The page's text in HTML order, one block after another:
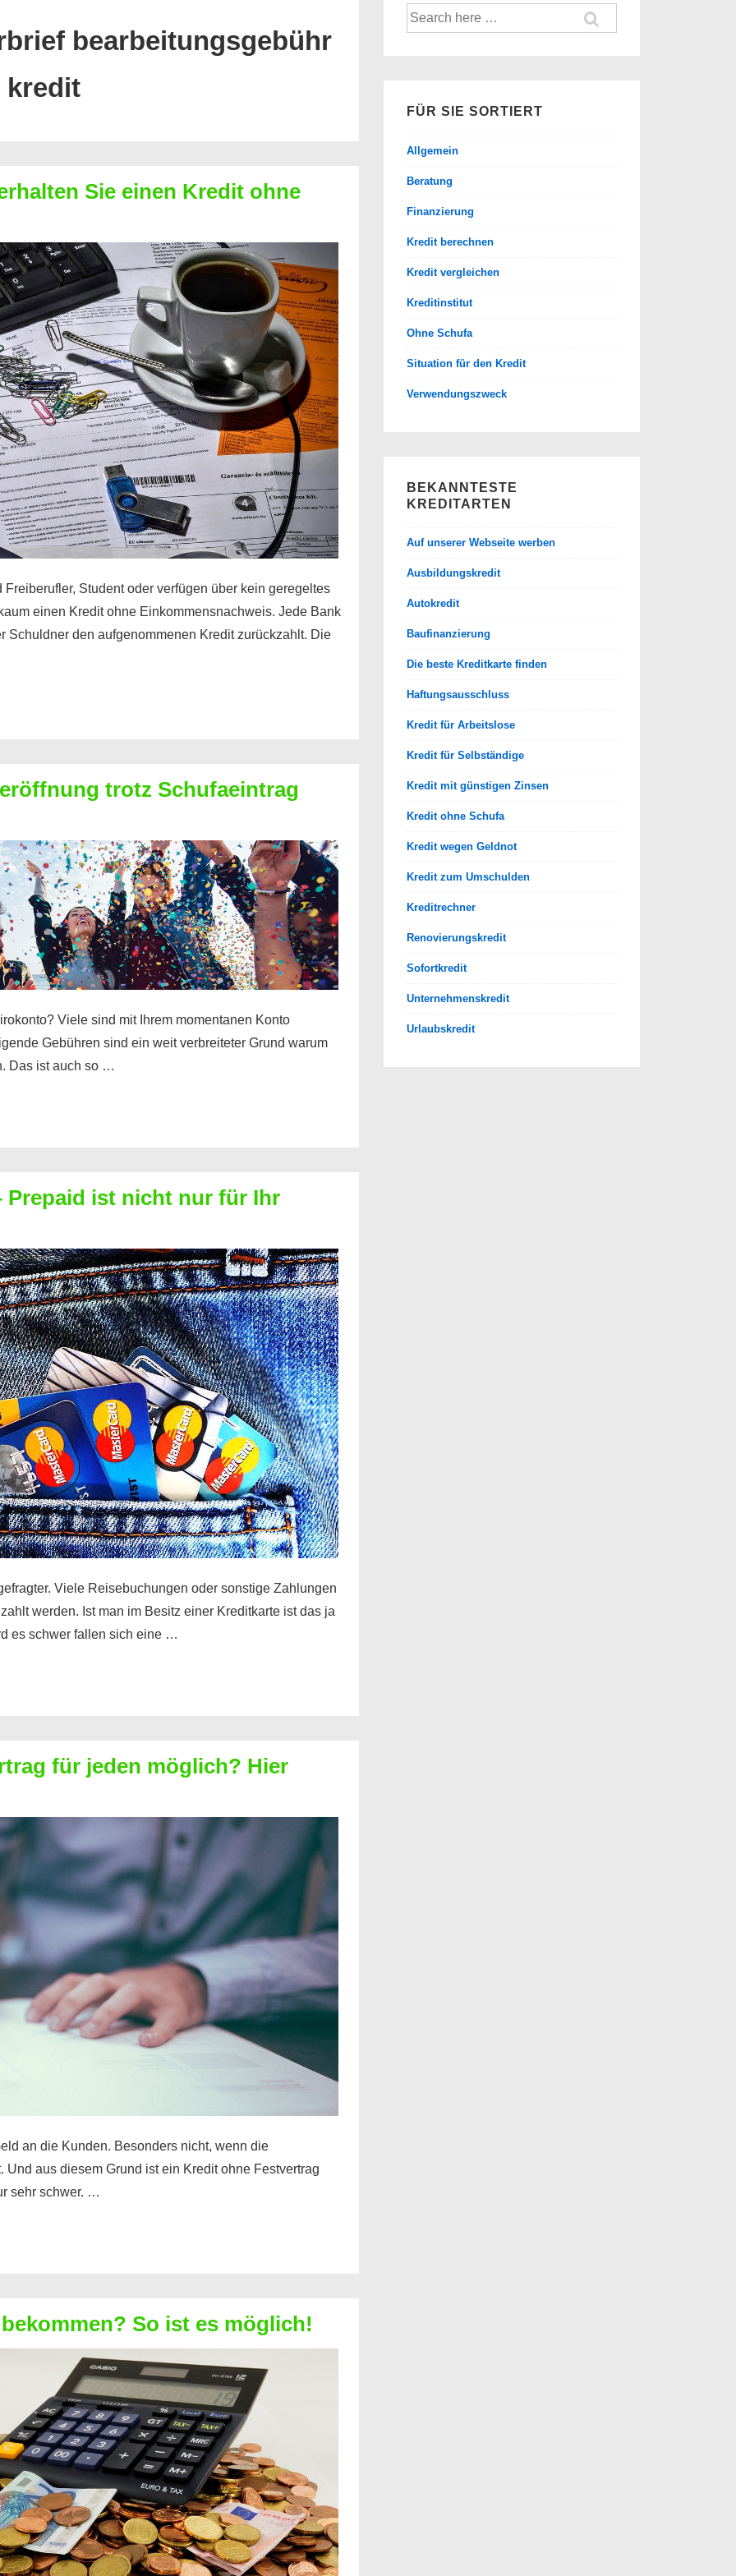
bearbeitungsgebühr
kredit
Sie einen Kredit ohne
Student oder verfügen über kein geregeltes
einen Kredit ohne Einkommensnachweis. Jede Bank
Schuldner den aufgenommenen Kredit zurückzahlt. Die
trotz Schufaeintrag
Viele sind mit Ihrem momentanen Konto
Gebühren sind ein weit verbreiteter Grund warum
Das ist auch so …
Prepaid ist nicht nur für Ihr
Viele Reisebuchungen oder sonstige Zahlungen
werden. Ist man im Besitz einer Kreditkarte ist das ja
es schwer fallen sich eine …
für jeden möglich? Hier
an die Kunden. Besonders nicht, wenn die
aus diesem Grund ist ein Kredit ohne Festvertrag
sehr schwer. …
So ist es möglich!
Suche
nach:
FÜR SIE SORTIERT
Allgemein
Beratung
Finanzierung
Kredit berechnen
Kredit vergleichen
Kreditinstitut
Ohne Schufa
Situation für den Kredit
Verwendungszweck
BEKANNTESTE
KREDITARTEN
Auf unserer Webseite werben
Ausbildungskredit
Autokredit
Baufinanzierung
Die beste Kreditkarte finden
Haftungsausschluss
Kredit für Arbeitslose
Kredit für Selbständige
Kredit mit günstigen Zinsen
Kredit ohne Schufa
Kredit wegen Geldnot
Kredit zum Umschulden
Kreditrechner
Renovierungskredit
Sofortkredit
Unternehmenskredit
Urlaubskredit